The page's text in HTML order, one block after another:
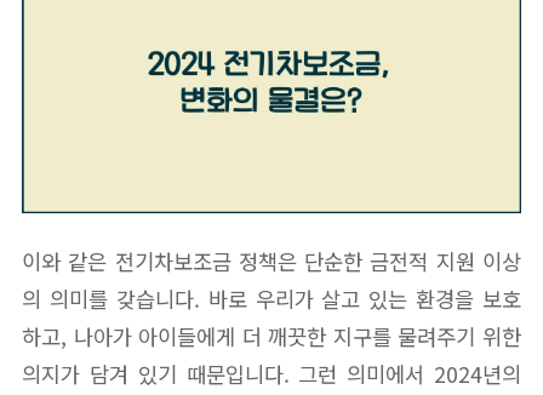
이와 같은 전기차보조금 정책은 단순한 금전적 지원 이상
의 의미를 갖습니다. 바로 우리가 살고 있는 환경을 보호
하고, 나아가 아이들에게 더 깨끗한 지구를 물려주기 위한
의지가 담겨 있기 때문입니다. 그런 의미에서 2024년의